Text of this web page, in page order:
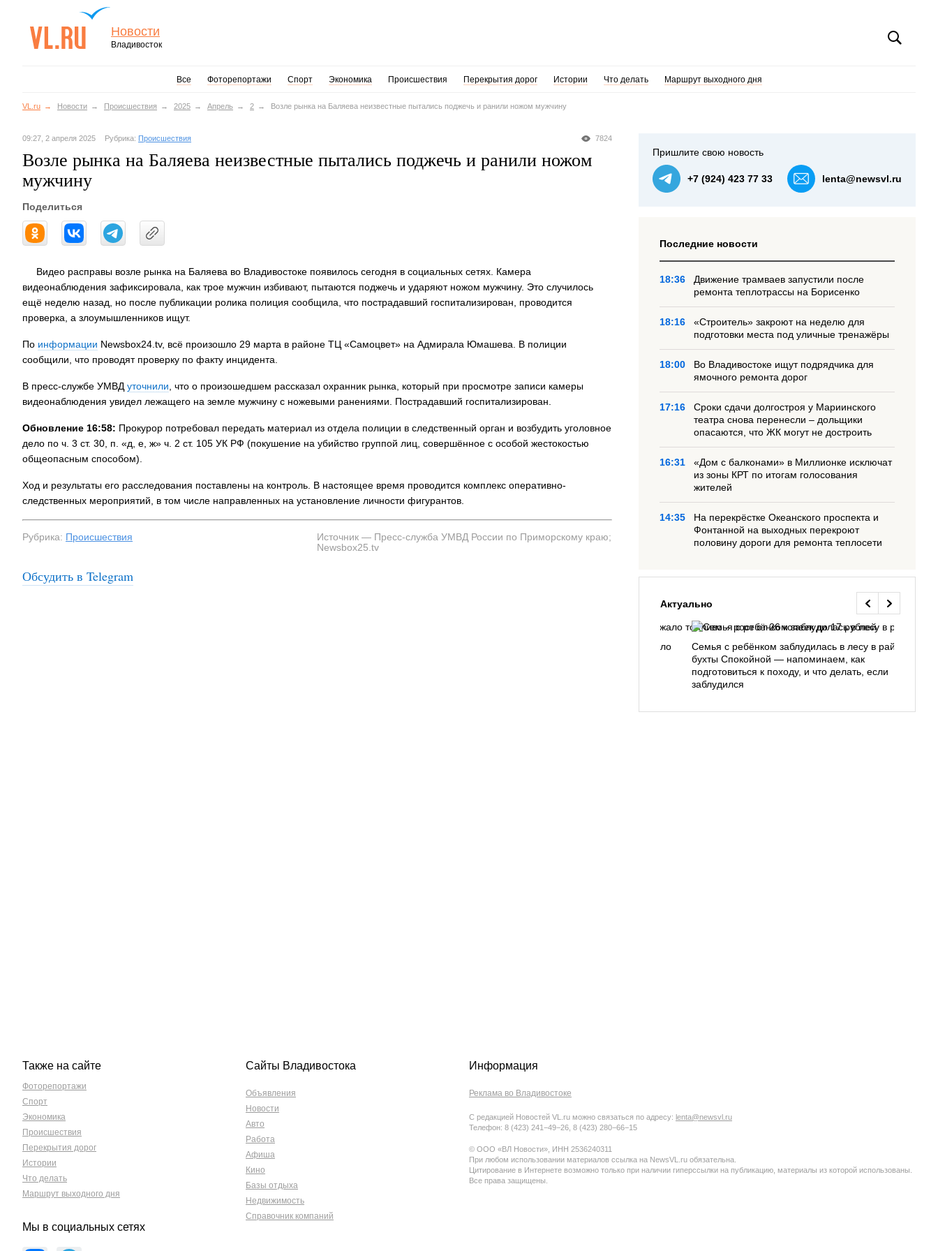
Новости
Владивосток
Все Фоторепортажи Спорт Экономика Происшествия Перекрытия дорог Истории Что делать Маршрут выходного дня
VL.ru Новости Происшествия 2025 Апрель 2 Возле рынка на Баляева неизвестные пытались поджечь и ранили ножом мужчину
7824
09:27, 2 апреля 2025 Рубрика: Происшествия
Возле рынка на Баляева неизвестные пытались поджечь и ранили ножом
мужчину
Поделиться
Видео расправы возле рынка на Баляева во Владивостоке появилось сегодня в социальных сетях. Камера
видеонаблюдения зафиксировала, как трое мужчин избивают, пытаются поджечь и ударяют ножом мужчину. Это случилось
ещё неделю назад, но после публикации ролика полиция сообщила, что пострадавший госпитализирован, проводится
проверка, а злоумышленников ищут.
По информации Newsbox24.tv, всё произошло 29 марта в районе ТЦ «Самоцвет» на Адмирала Юмашева. В полиции
сообщили, что проводят проверку по факту инцидента.
В пресс-службе УМВД уточнили , что о произошедшем рассказал охранник рынка, который при просмотре записи камеры
видеонаблюдения увидел лежащего на земле мужчину с ножевыми ранениями. Пострадавший госпитализирован.
Обновление 16:58: Прокурор потребовал передать материал из отдела полиции в следственный орган и возбудить уголовное
дело по ч. 3 ст. 30, п. «д, е, ж» ч. 2 ст. 105 УК РФ (покушение на убийство группой лиц, совершённое с особой жестокостью
общеопасным способом).
Ход и результаты его расследования поставлены на контроль. В настоящее время проводится комплекс оперативно-
следственных мероприятий, в том числе направленных на установление личности фигурантов.
Рубрика: Происшествия
Источник — Пресс-служба УМВД России по Приморскому краю;
Newsbox25.tv
Обсудить в Telegram
Пришлите свою новость
+7 (924) 423 77 33 lenta@newsvl.ru
Последние новости
18:36
Движение трамваев запустили после
ремонта теплотрассы на Борисенко
18:16
«Строитель» закроют на неделю для
подготовки места под уличные тренажёры
18:00
Во Владивостоке ищут подрядчика для
ямочного ремонта дорог
17:16
Сроки сдачи долгостроя у Мариинского
театра снова перенесли – дольщики
опасаются, что ЖК могут не достроить
16:31
«Дом с балконами» в Миллионке исключат
из зоны КРТ по итогам голосования
жителей
14:35
На перекрёстке Океанского проспекта и
Фонтанной на выходных перекроют
половину дороги для ремонта теплосети
Актуально
На заправках Владивостока снова подорожало
Семья с ребёнком заблудилась в лесу в районе
бухты Спокойной — напоминаем, как
подготовиться к походу, и что делать, если
заблудился
Также на сайте
Фоторепортажи
Спорт
Экономика
Происшествия
Перекрытия дорог
Истории
Что делать
Маршрут выходного дня
Мы в социальных сетях
Сайты Владивостока
Объявления
Новости
Авто
Работа
Афиша
Кино
Базы отдыха
Недвижимость
Справочник компаний
Информация
Реклама во Владивостоке
С редакцией Новостей VL.ru можно связаться по адресу: lenta@newsvl.ru
Телефон: 8 (423) 241−49−26, 8 (423) 280−66−15
© ООО «ВЛ Новости», ИНН 2536240311
При любом использовании материалов ссылка на NewsVL.ru обязательна.
Цитирование в Интернете возможно только при наличии гиперссылки на публикацию, материалы из которой использованы.
Все права защищены.